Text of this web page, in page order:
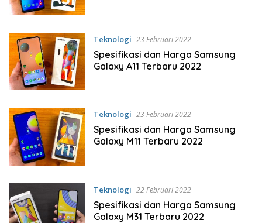
Teknologi 23 Februari 2022
Spesifikasi dan Harga Samsung
Galaxy A11 Terbaru 2022
Teknologi 23 Februari 2022
Spesifikasi dan Harga Samsung
Galaxy M11 Terbaru 2022
Teknologi 22 Februari 2022
Spesifikasi dan Harga Samsung
Galaxy M31 Terbaru 2022